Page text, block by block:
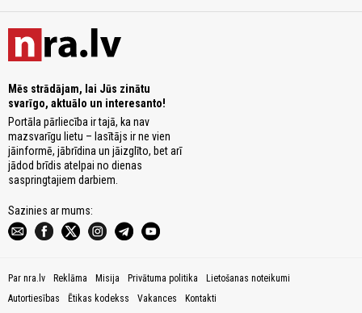
Mēs strādājam, lai Jūs zinātu
svarīgo, aktuālo un interesanto!
Portāla pārliecība ir tajā, ka nav
mazsvarīgu lietu – lasītājs ir ne vien
jāinformē, jābrīdina un jāizglīto, bet arī
jādod brīdis atelpai no dienas
saspringtajiem darbiem.
Sazinies ar mums:
Par nra.lv Reklāma Misija Privātuma politika
Lietošanas noteikumi
Autortiesības
Ētikas kodekss Vakances Kontakti